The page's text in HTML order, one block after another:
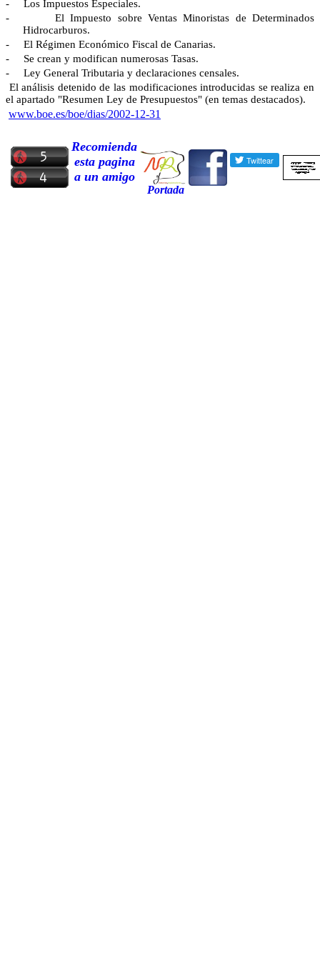
-
Los Impuestos Especiales.
-
El Impuesto sobre Ventas Minoristas de Determinados
Hidrocarburos.
-
El Régimen Económico Fiscal de Canarias.
-
Se crean y modifican numerosas Tasas.
-
Ley General Tributaria y declaraciones censales.
El análisis detenido de las modificaciones introducidas se realiza en
el apartado "Resumen Ley de Presupuestos" (en temas destacados).
www.boe.es/boe/dias/2002-12-31
Recomienda
esta pagina
a un amigo
Portada